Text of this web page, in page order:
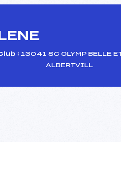
: 13041 SC OLYMP BELLE
ALBERTVILL